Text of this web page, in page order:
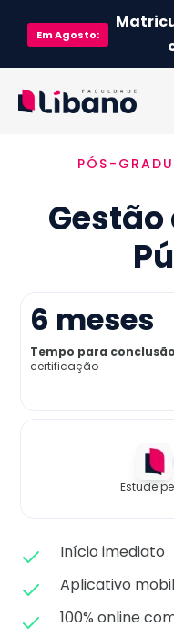
EmAgosto:
Ementa
Como funciona
Credenciamento
Preço
Já sou aluno
PÓS-
6 meses
Tempo para conclusão
certificação
Estude
Início imediato
Aplicativo
100% online